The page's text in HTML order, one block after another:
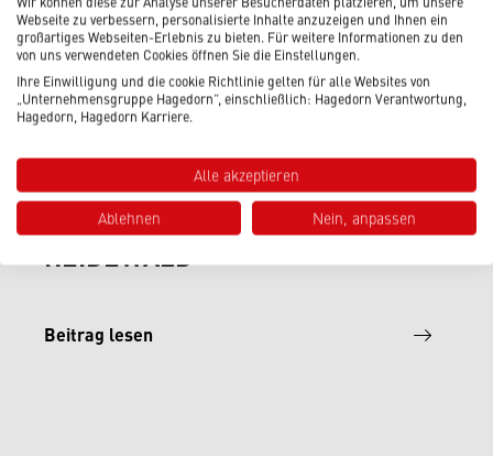
11.07.2026|Hagedorn News
FUSSBALL VERBINDET – EIN B
ESONDERER NACHMITTAG IM H
EIDEWALD
Beitrag lesen
Webseite zu verbessern, personalisierte Inhalte anzuzeigen und Ihnen ein
großartiges Webseiten-Erlebnis zu bieten. Für weitere Informationen zu den
von uns verwendeten Cookies öffnen Sie die Einstellungen.
Ihre Einwilligung und die cookie Richtlinie gelten für alle Websites von
„Unternehmensgruppe Hagedorn“, einschließlich: Hagedorn Verantwortung,
Hagedorn, Hagedorn Karriere.
Alle akzeptieren
Ablehnen Nein, anpassen